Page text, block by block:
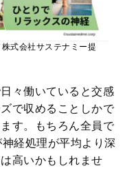
式会社サステナミー提
々働いていると交感
で収めることしかで
す。もちろん全員で
経処理が平均より深
高いかもしれませ